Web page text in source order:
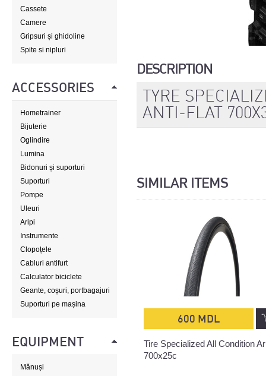
Cassete
Camere
Gripsuri și ghidoline
Spite si nipluri
ACCESSORIES
Hometrainer
Bijuterie
Oglindire
Lumina
Bidonuri și suporturi
Suporturi
Pompe
Uleuri
Aripi
Instrumente
Clopoțele
Cabluri antifurt
Calculator biciclete
Geante, coșuri, portbagajuri
Suporturi pe mașina
EQUIPMENT
Mănuși
DESCRIPTION
TYRE
ANTI-FLAT
SIMILAR ITEMS
600 MDL
Tire Specialized All Condition
700x25c